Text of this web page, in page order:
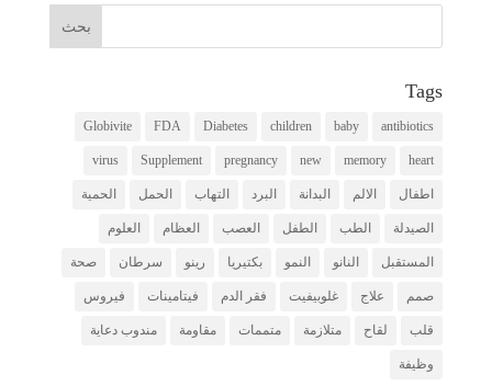
Tags
antibiotics
baby
children
Diabetes
FDA
Globivite
heart
memory
new
pregnancy
Supplement
virus
اطفال الالم البدانة البرد التهاب الحمل الحمية
الصيدلة الطب الطفل العصب العظام العلوم
المستقبل النانو النمو بكتيريا رينو سرطان صحة
صمم علاج غلوبيفيت فقر الدم فيتامينات فيروس
قلب لقاح متلازمة متممات مقاومة مندوب دعاية
وظيفة